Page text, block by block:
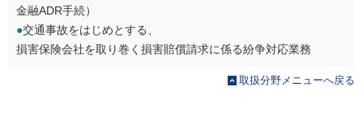
金融ADR手続）
●交通事故をはじめとする、
損害保険会社を取り巻く損害賠償請求に係る紛争対応業務
取扱分野メニューへ戻る